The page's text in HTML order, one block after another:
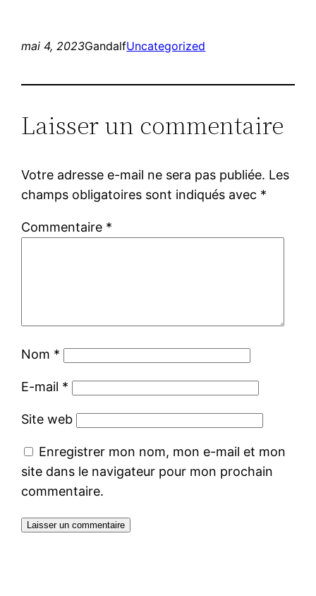
mai 4, 2023GandalfUncategorized
Laisser un commentaire
Votre adresse e-mail ne sera pas publiée. Les
champs obligatoires sont indiqués avec *
Commentaire *
Nom *
E-mail *
Site web
Enregistrer mon nom, mon e-mail et mon
site dans le navigateur pour mon prochain
commentaire.